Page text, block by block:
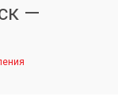
—